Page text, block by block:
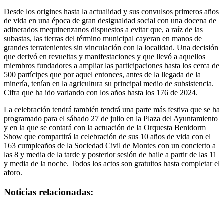
Desde los origines hasta la actualidad y sus convulsos primeros años
de vida en una época de gran desigualdad social con una docena de
adinerados mequinenzanos dispuestos a evitar que, a raíz de las
subastas, las tierras del término municipal cayeran en manos de
grandes terratenientes sin vinculación con la localidad. Una decisión
que derivó en revueltas y manifestaciones y que llevó a aquellos
miembros fundadores a ampliar las participaciones hasta los cerca de
500 partícipes que por aquel entonces, antes de la llegada de la
minería, tenían en la agricultura su principal medio de subsistencia.
Cifra que ha ido variando con los años hasta los 176 de 2024.
La celebración tendrá también tendrá una parte más festiva que se ha
programado para el sábado 27 de julio en la Plaza del Ayuntamiento
y en la que se contará con la actuación de la Orquesta Benidorm
Show que compartirá la celebración de sus 10 años de vida con el
163 cumpleaños de la Sociedad Civil de Montes con un concierto a
las 8 y media de la tarde y posterior sesión de baile a partir de las 11
y media de la noche. Todos los actos son gratuitos hasta completar el
aforo.
Noticias relacionadas: